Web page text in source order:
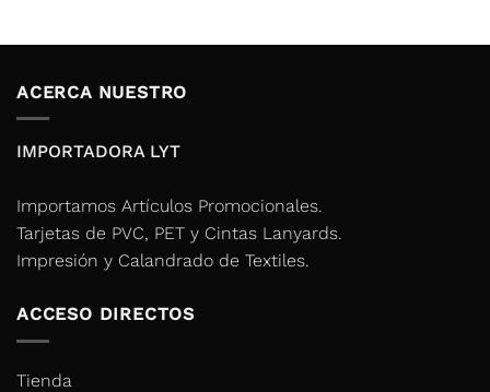
ACERCA NUESTRO
IMPORTADORA LYT
Importamos Artículos Promocionales.
Tarjetas de PVC, PET y Cintas Lanyards.
Impresión y Calandrado de Textiles.
ACCESO DIRECTOS
Tienda